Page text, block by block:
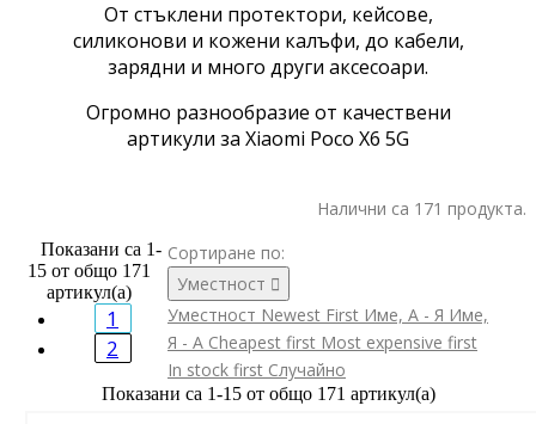
От стъклени протектори, кейсове,
силиконови и кожени калъфи, до кабели,
зарядни и много други аксесоари.
Огромно разнообразие от качествени
артикули за Xiaomi Poco X6 5G
Налични са 171 продукта.
Сортиране по:
Уместност 
Уместност Newest First Име, А - Я Име,
Я - А Cheapest first Most expensive first
In stock first Случайно
Показани са 1-15 от общо 171 артикул(а)
Показани са 1-
15 от общо 171
артикул(а)
1
2